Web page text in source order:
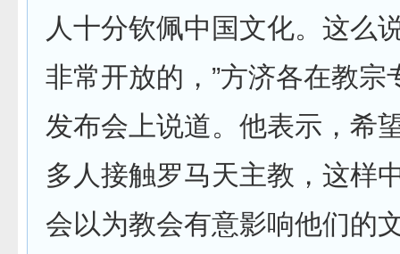
人十分钦佩中国文化。这么
非常开放的，”方济各在教宗
发布会上说道。他表示，希
多人接触罗马天主教，这样
会以为教会有意影响他们的